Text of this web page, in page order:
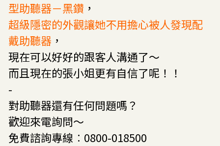
型助聽器－黑鑽 ，
超級隱密的外觀讓她不用擔心被人發現配
戴助聽器 ，
現在可以好好的跟客人溝通了～
而且現在的張小姐更有自信了呢！！
-
對助聽器還有任何問題嗎？
歡迎來電詢問～
免費諮詢專線︰0800-018500